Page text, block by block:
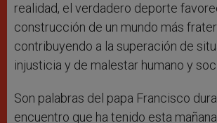
realidad, el verdadero deporte
construcción de un mundo más
contribuyendo a la superación de
injusticia y de malestar humano y
Son palabras del papa Francisco
encuentro que ha tenido esta